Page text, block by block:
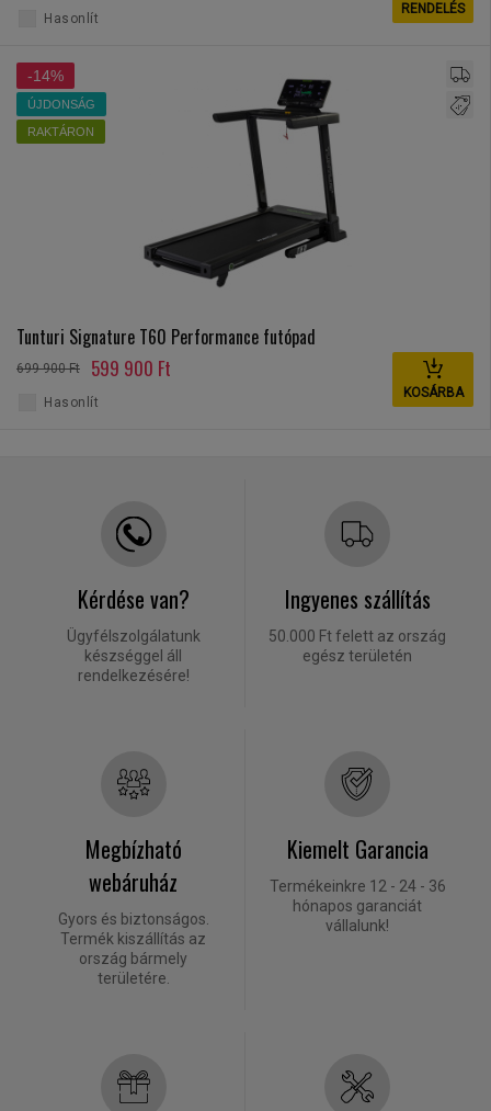
RENDELÉS
Hasonlít
-14%
ÚJDONSÁG
RAKTÁRON
Tunturi Signature T60 Performance futópad
699 900 Ft 599 900 Ft
KOSÁRBA
Hasonlít
Kérdése van?
Ügyfélszolgálatunk
készséggel áll
rendelkezésére!
Ingyenes szállítás
50.000 Ft felett az ország
egész területén
Megbízható
webáruház
Gyors és biztonságos.
Termék kiszállítás az
ország bármely
területére.
Kiemelt Garancia
Termékeinkre 12 - 24 - 36
hónapos garanciát
vállalunk!